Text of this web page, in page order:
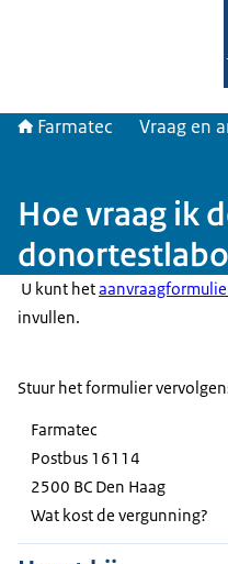
Farmatec Vraag en
Hoe vraag ik
U kunt het
invullen.
Stuur het formulier
Farmatec
Postbus 16114
2500 BC Den Haag
Wat kost de vergunning?